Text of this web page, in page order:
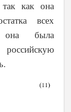
так как она
всех
она была